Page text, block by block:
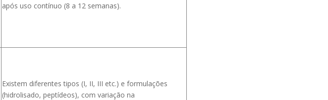
após uso contínuo (8 a 12 semanas).
Existem diferentes tipos (I, II, III etc.) e formulações
(hidrolisado, peptídeos), com variação na